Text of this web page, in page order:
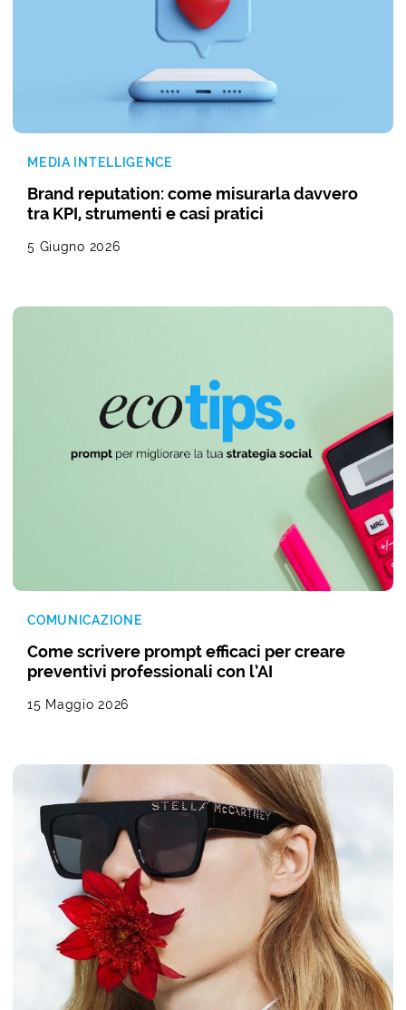
MEDIA INTELLIGENCE
Brand reputation: come misurarla davvero
tra KPI, strumenti e casi pratici
5 Giugno 2026
COMUNICAZIONE
Come scrivere prompt efficaci per creare
preventivi professionali con l’AI
15 Maggio 2026